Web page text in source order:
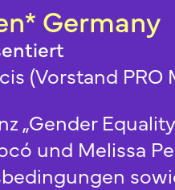
Germany
(Vorstand PRO
„Gender
und Melissa